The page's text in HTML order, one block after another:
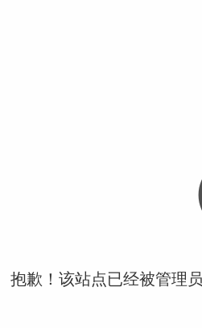
抱歉！该站点已经被管理